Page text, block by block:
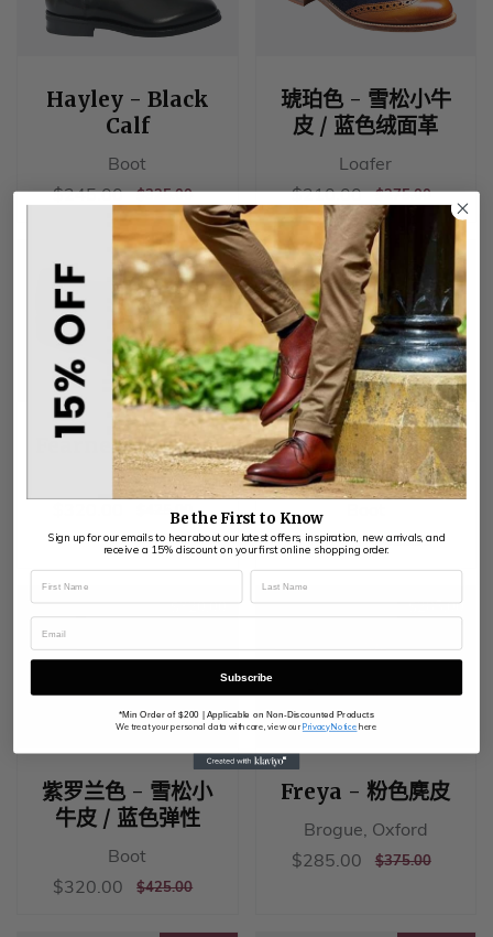
Hayley - Black
Calf
Boot
销
格
$245.00$245.00
正
格
$325.00$325.00
琥珀色 - 雪松小牛
皮 / 蓝色绒面革
Loafer
销
售
$210.00$210.00
正
常
价
格
$275.00$275.00
$320.00 $320.00
Fearne - 玫瑰木手
绘
售
格
$320.00
常
价
格
$425.00 $425.00
$320.00
紫色 - 胡桃木小牛
皮/棕色弹力
销
价
$320.00 $320.00
正
$425.00$425.00
$320.00
紫罗兰色 - 雪松小
牛皮 / 蓝色弹性
Boot
销
$320.00 $320.00
正
$425.00$425.00
$285.00
Freya - 粉色麂皮
Brogue, Oxford
销
$285.00 $285.00
正
$375.00$375.00
Be the First to Know​
Sign up for our emails to hear about our latest offers, inspiration, new arrivals, and
receive a 15% discount on your first online shopping order.
Subscribe
*Min Order of $200 | Applicable on Non-Discounted Products
We treat your personal data with care, view ourPrivacy Notice here